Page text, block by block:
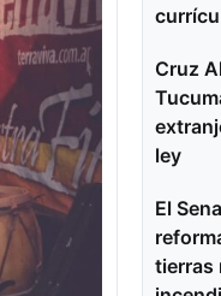
Cruz
ley
El
tierras